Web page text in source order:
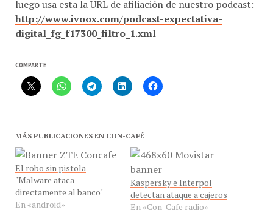
http://www.ivoox.com/podcast-expectativa-
digital_fg_f17300_filtro_1.xml
COMPARTE
MÁS PUBLICACIONES EN CON-CAFÉ
El robo sin pistola
"Malware ataca
directamente al banco"
En «android»
Kaspersky e Interpol
detectan ataque a cajeros
En «Con-Cafe radio»